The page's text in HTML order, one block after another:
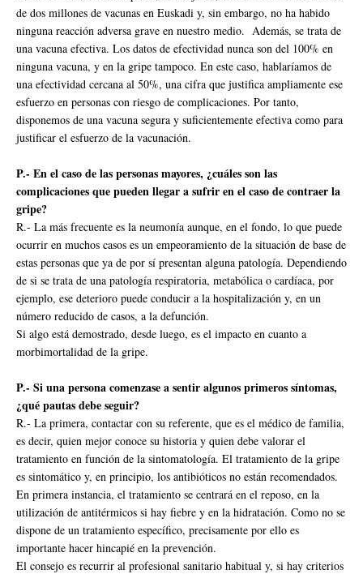
de dos millones de vacunas en Euskadi y, sin embargo, no ha habido
ninguna reacción adversa grave en nuestro medio. Además, se trata de
una vacuna efectiva. Los datos de efectividad nunca son del 100% en
ninguna vacuna, y en la gripe tampoco. En este caso, hablaríamos de
una efectividad cercana al 50%, una cifra que justifica ampliamente ese
esfuerzo en personas con riesgo de complicaciones. Por tanto,
disponemos de una vacuna segura y suficientemente efectiva como para
justificar el esfuerzo de la vacunación.
P.- En el caso de las personas mayores, ¿cuáles son las
complicaciones que pueden llegar a sufrir en el caso de contraer la
gripe?
R.- La más frecuente es la neumonía aunque, en el fondo, lo que puede
ocurrir en muchos casos es un empeoramiento de la situación de base de
estas personas que ya de por sí presentan alguna patología. Dependiendo
de si se trata de una patología respiratoria, metabólica o cardíaca, por
ejemplo, ese deterioro puede conducir a la hospitalización y, en un
número reducido de casos, a la defunción.
Si algo está demostrado, desde luego, es el impacto en cuanto a
morbimortalidad de la gripe.
P.- Si una persona comenzase a sentir algunos primeros síntomas,
¿qué pautas debe seguir?
R.- La primera, contactar con su referente, que es el médico de familia,
es decir, quien mejor conoce su historia y quien debe valorar el
tratamiento en función de la sintomatología. El tratamiento de la gripe
es sintomático y, en principio, los antibióticos no están recomendados.
En primera instancia, el tratamiento se centrará en el reposo, en la
utilización de antitérmicos si hay fiebre y en la hidratación. Como no se
dispone de un tratamiento específico, precisamente por ello es
importante hacer hincapié en la prevención.
El consejo es recurrir al profesional sanitario habitual y, si hay criterios